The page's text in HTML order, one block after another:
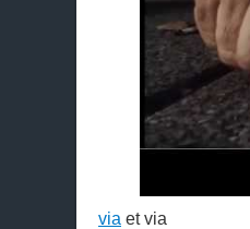
via et via